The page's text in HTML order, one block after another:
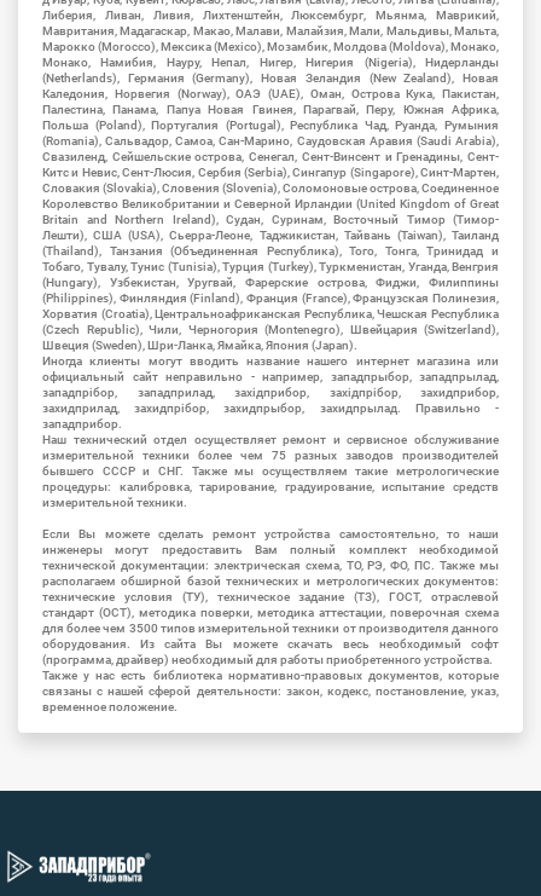
Либерия, Ливан, Ливия, Лихтенштейн, Люксембург, Мьянма, Маврикий,
Мавритания, Мадагаскар, Макао, Малави, Малайзия, Мали, Мальдивы, Мальта,
Марокко (Morocco), Мексика (Mexico), Мозамбик, Молдова (Moldova), Монако,
Монако, Намибия, Науру, Непал, Нигер, Нигерия (Nigeria), Нидерланды
(Netherlands), Германия (Germany), Новая Зеландия (New Zealand), Новая
Каледония, Норвегия (Norway), ОАЭ (UAE), Оман, Острова Кука, Пакистан,
Палестина, Панама, Папуа Новая Гвинея, Парагвай, Перу, Южная Африка,
Польша (Poland), Португалия (Portugal), Республика Чад, Руанда, Румыния
(Romania), Сальвадор, Самоа, Сан-Марино, Саудовская Аравия (Saudi Arabia),
Свазиленд, Сейшельские острова, Сенегал, Сент-Винсент и Гренадины, Сент-
Китс и Невис, Сент-Люсия, Сербия (Serbia), Сингапур (Singapore), Синт-Мартен,
Словакия (Slovakia), Словения (Slovenia), Соломоновые острова, Соединенное
Королевство Великобритании и Северной Ирландии (United Kingdom of Great
Britain and Northern Ireland), Судан, Суринам, Восточный Тимор (Тимор-
Лешти), США (USA), Сьерра-Леоне, Таджикистан, Тайвань (Taiwan), Таиланд
(Thailand), Танзания (Объединенная Республика), Того, Тонга, Тринидад и
Тобаго, Тувалу, Тунис (Tunisia), Турция (Turkey), Туркменистан, Уганда, Венгрия
(Hungary), Узбекистан, Уругвай, Фарерские острова, Фиджи, Филиппины
(Philippines), Финляндия (Finland), Франция (France), Французская Полинезия,
Хорватия (Croatia), Центральноафриканская Республика, Чешская Республика
(Czech Republic), Чили, Черногория (Montenegro), Швейцария (Switzerland),
Швеция (Sweden), Шри-Ланка, Ямайка, Япония (Japan).
Иногда клиенты могут вводить название нашего интернет магазина или
официальный сайт неправильно - например, западпрыбор, западпрылад,
западпрібор, западприлад, західприбор, західпрібор, захидприбор,
захидприлад, захидпрібор, захидпрыбор, захидпрылад. Правильно -
западприбор.
Наш технический отдел осуществляет ремонт и сервисное обслуживание
измерительной техники более чем 75 разных заводов производителей
бывшего СССР и СНГ. Также мы осуществляем такие метрологические
процедуры: калибровка, тарирование, градуирование, испытание средств
измерительной техники.
Если Вы можете сделать ремонт устройства самостоятельно, то наши
инженеры могут предоставить Вам полный комплект необходимой
технической документации: электрическая схема, ТО, РЭ, ФО, ПС. Также мы
располагаем обширной базой технических и метрологических документов:
технические условия (ТУ), техническое задание (ТЗ), ГОСТ, отраслевой
стандарт (ОСТ), методика поверки, методика аттестации, поверочная схема
для более чем 3500 типов измерительной техники от производителя данного
оборудования. Из сайта Вы можете скачать весь необходимый софт
(программа, драйвер) необходимый для работы приобретенного устройства.
Также у нас есть библиотека нормативно-правовых документов, которые
связаны с нашей сферой деятельности: закон, кодекс, постановление, указ,
временное положение.